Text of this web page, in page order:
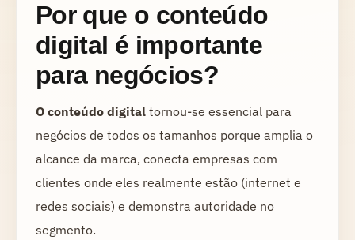
Por que o conteúdo
digital é importante
para negócios?
O conteúdo digitaltornou-se essencial para
negócios de todos os tamanhos porque amplia o
alcance da marca, conecta empresas com
clientes onde eles realmente estão (internet e
redes sociais) e demonstra autoridade no
segmento.